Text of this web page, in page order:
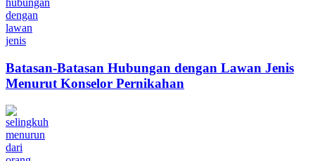
Batasan-Batasan Hubungan dengan Lawan Jenis
Menurut Konselor Pernikahan